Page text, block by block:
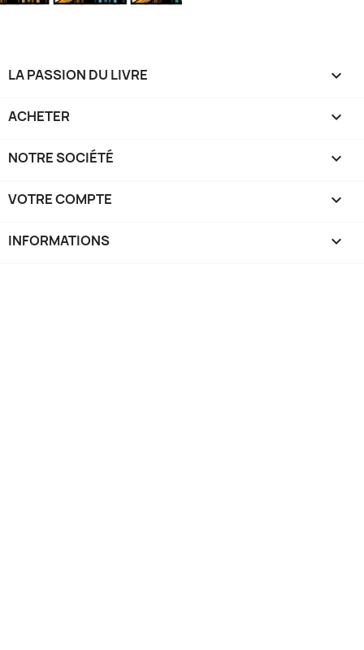
LA PASSION DU LIVRE 
ACHETER 
NOTRE SOCIÉTÉ 
VOTRE COMPTE 
INFORMATIONS keyboard_arrow_down